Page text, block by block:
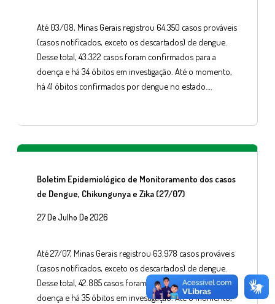
Até 03/08, Minas Gerais registrou 64.350 casos prováveis
(casos notificados, exceto os descartados) de dengue.
Desse total, 43.322 casos foram confirmados para a
doença e há 34 óbitos em investigação. Até o momento,
há 41 óbitos confirmados por dengue no estado….
Boletim Epidemiológico de Monitoramento dos casos
de Dengue, Chikungunya e Zika (27/07)
27 De Julho De 2026
Até 27/07, Minas Gerais registrou 63.978 casos prováveis
(casos notificados, exceto os descartados) de dengue.
Desse total, 42.885 casos foram confirmados para a
doença e há 35 óbitos em investigação. Até o momento,